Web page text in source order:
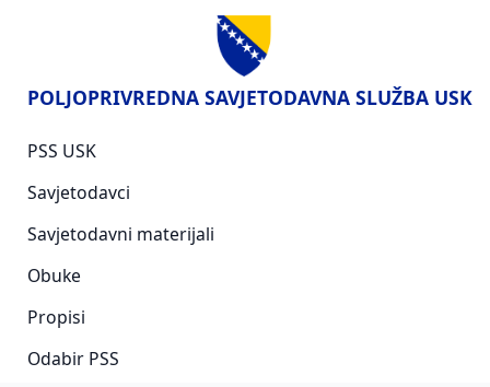
POLJOPRIVREDNA SAVJETODAVNA SLUŽBA USK
PSS USK
Savjetodavci
Savjetodavni materijali
Obuke
Propisi
Odabir PSS